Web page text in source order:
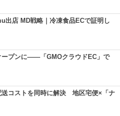
出店 MD戦略｜冷凍食品ECで証明し
ープンに――「GMOクラウドEC」で
送コストを同時に解決 地区宅便×「ナ